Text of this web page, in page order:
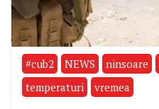
#cub2 NEWS ninsoare
temperaturi
vremea